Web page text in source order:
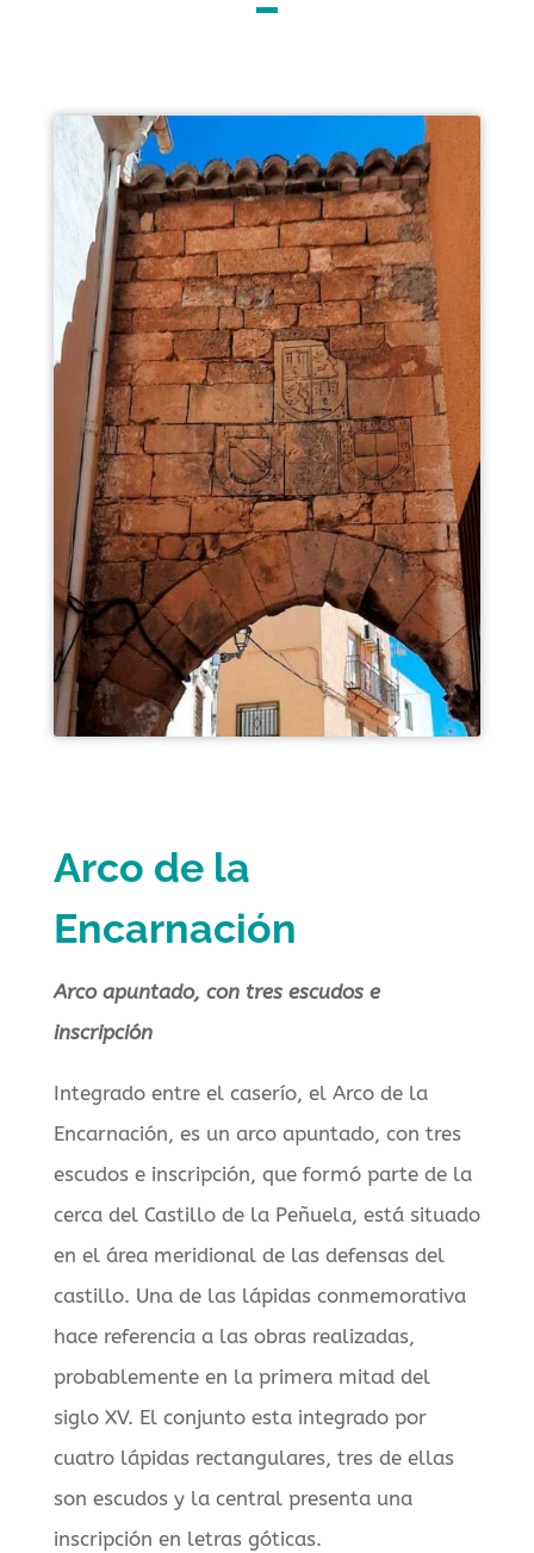
Arco de la
Encarnación
Arco apuntado, con tres escudos e
inscripción
Integrado entre el caserío, el Arco de la
Encarnación, es un arco apuntado, con tres
escudos e inscripción, que formó parte de la
cerca del Castillo de la Peñuela, está situado
en el área meridional de las defensas del
castillo. Una de las lápidas conmemorativa
hace referencia a las obras realizadas,
probablemente en la primera mitad del
siglo XV. El conjunto esta integrado por
cuatro lápidas rectangulares, tres de ellas
son escudos y la central presenta una
inscripción en letras góticas.